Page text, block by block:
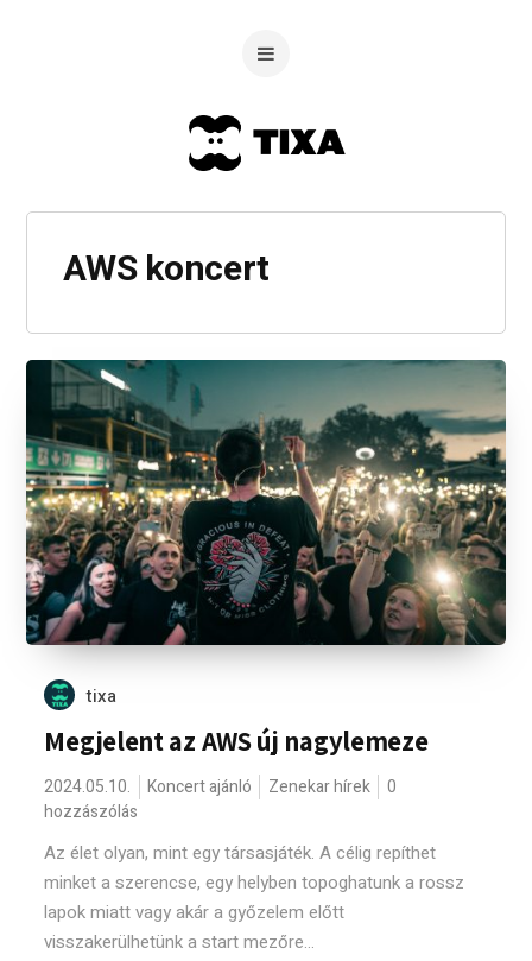
AWS koncert
tixa
Megjelent az AWS új nagylemeze
2024.05.10. Koncert ajánló Zenekar hírek
0
hozzászólás
Az élet olyan, mint egy társasjáték. A célig repíthet
minket a szerencse, egy helyben topoghatunk a rossz
lapok miatt vagy akár a győzelem előtt
visszakerülhetünk a start mezőre...